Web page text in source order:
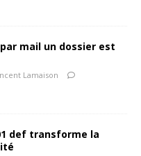
mail un dossier est
Lamaison
def transforme la